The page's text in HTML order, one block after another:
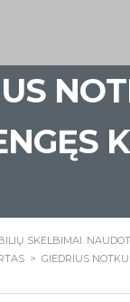
SKELBIMAI.
> GIEDRIUS